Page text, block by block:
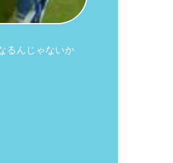
るんじゃないか